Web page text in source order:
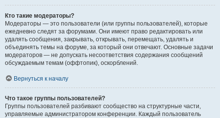
Кто такие модераторы?
Модераторы — это пользователи (или группы пользователей), которые
ежедневно следят за форумами. Они имеют право редактировать или
удалять сообщения, закрывать, открывать, перемещать, удалять и
объединять темы на форуме, за который они отвечают. Основные задачи
модераторов — не допускать несоответствия содержания сообщений
обсуждаемым темам (оффтопик), оскорблений.
Вернуться к началу
Что такое группы пользователей?
Группы пользователей разбивают сообщество на структурные части,
управляемые администратором конференции. Каждый пользователь